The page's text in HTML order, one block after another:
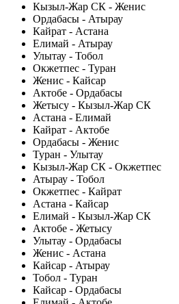
Кызыл-Жар СК - Женис
Ордабасы - Атырау
Кайрат - Астана
Елимай - Атырау
Улытау - Тобол
Окжетпес - Туран
Женис - Кайсар
Актобе - Ордабасы
Жетысу - Кызыл-Жар СК
Астана - Елимай
Кайрат - Актобе
Ордабасы - Женис
Туран - Улытау
Кызыл-Жар СК - Окжетпес
Атырау - Тобол
Окжетпес - Кайрат
Астана - Кайсар
Елимай - Кызыл-Жар СК
Актобе - Жетысу
Улытау - Ордабасы
Женис - Астана
Кайсар - Атырау
Тобол - Туран
Кайсар - Ордабасы